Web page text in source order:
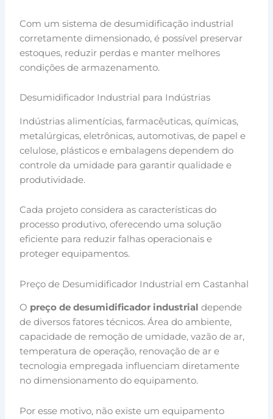
Com um sistema de desumidificação industrial
corretamente dimensionado, é possível preservar
estoques, reduzir perdas e manter melhores
condições de armazenamento.
Desumidificador Industrial para Indústrias
Indústrias alimentícias, farmacêuticas, químicas,
metalúrgicas, eletrônicas, automotivas, de papel e
celulose, plásticos e embalagens dependem do
controle da umidade para garantir qualidade e
produtividade.
Cada projeto considera as características do
processo produtivo, oferecendo uma solução
eficiente para reduzir falhas operacionais e
proteger equipamentos.
Preço de Desumidificador Industrial em Castanhal
O preço de desumidificador industrial depende
de diversos fatores técnicos. Área do ambiente,
capacidade de remoção de umidade, vazão de ar,
temperatura de operação, renovação de ar e
tecnologia empregada influenciam diretamente
no dimensionamento do equipamento.
Por esse motivo, não existe um equipamento